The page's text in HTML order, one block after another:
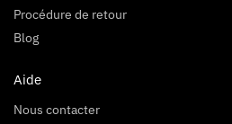
Procédure de retour
Blog
Aide
Nous contacter